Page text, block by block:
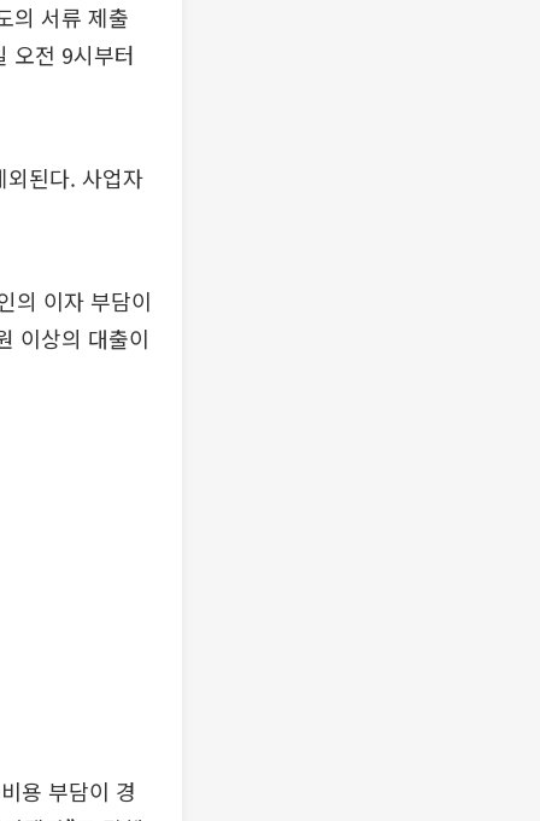
의 서류 제출
오전 9시부터
외된다. 사업자
의 이자 부담이
이상의 대출이
용 부담이 경